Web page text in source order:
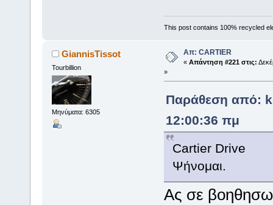
This post contains 100% recycled
GiannisTissot
Tourbillion
Μηνύματα: 6305
Απ: CARTIER
« Απάντηση #221 στις:
»
Παράθεση από:
12:00:36 πμ
Cartier Drive
Ψήνομαι.
Ας σε βοηθησω